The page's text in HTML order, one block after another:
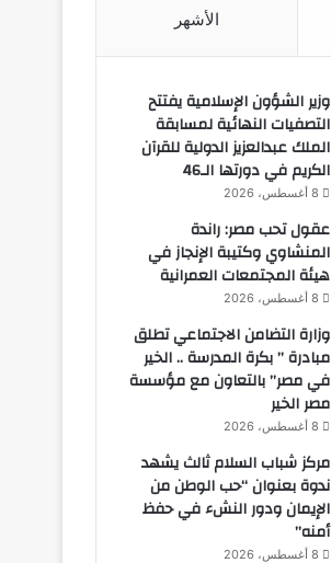
الأشهر
وزير الشؤون الإسلامية يفتتح
التصفيات النهائية لمسابقة
الملك عبدالعزيز الدولية للقرآن
الكريم في دورتها الـ46
8 أغسطس، 2026
عقول تحب مصر: راندة
المنشاوي وكتيبة الإنجاز في
هيئة المجتمعات العمرانية
8 أغسطس، 2026
وزارة التضامن الاجتماعي تطلق
مبادرة ” بكرة المدرسة .. الخير
في مصر” بالتعاون مع مؤسسة
مصر الخير
8 أغسطس، 2026
مركز شباب السلام ثالث يشهد
ندوة بعنوان “حب الوطن من
الإيمان ودور النشء في حفظ
أمنه”
8 أغسطس، 2026